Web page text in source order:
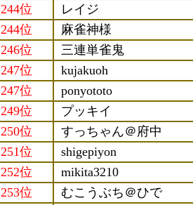
244位
レイジ
244位
麻雀神様
246位
三連単雀鬼
247位
kujakuoh
247位
ponyototo
249位
プッキイ
250位
すっちゃん＠府中
251位
shigepiyon
252位
mikita3210
253位
むこうぶち＠ひで